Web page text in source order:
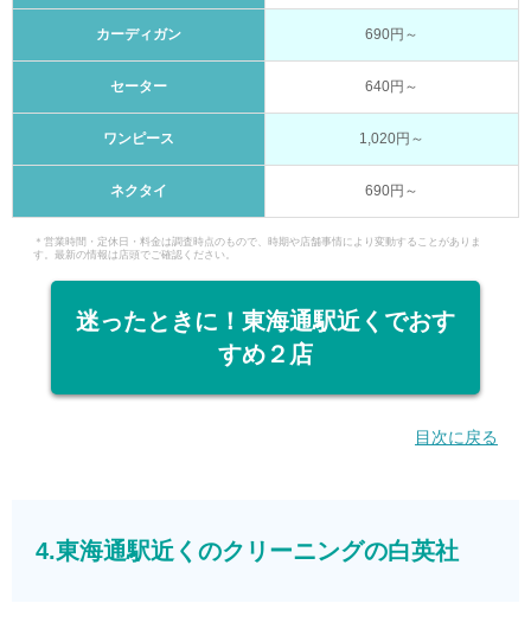
カーディガン 690円～
セーター 640円～
ワンピース 1,020円～
ネクタイ 690円～
＊営業時間・定休日・料金は調査時点のもので、時期や店舗事情により変動することがありま
す。最新の情報は店頭でご確認ください。
迷ったときに！東海通駅近くでおす
すめ２店
目次に戻る
4.東海通駅近くのクリーニングの白英社